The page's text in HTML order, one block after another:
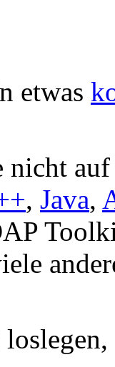
etwas
nicht
, Java,